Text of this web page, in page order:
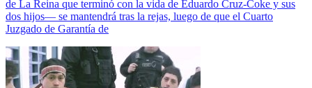
de La Reina que terminó con la vida de Eduardo Cruz-Coke y sus
dos hijos— se mantendrá tras la rejas, luego de que el Cuarto
Juzgado de Garantía de